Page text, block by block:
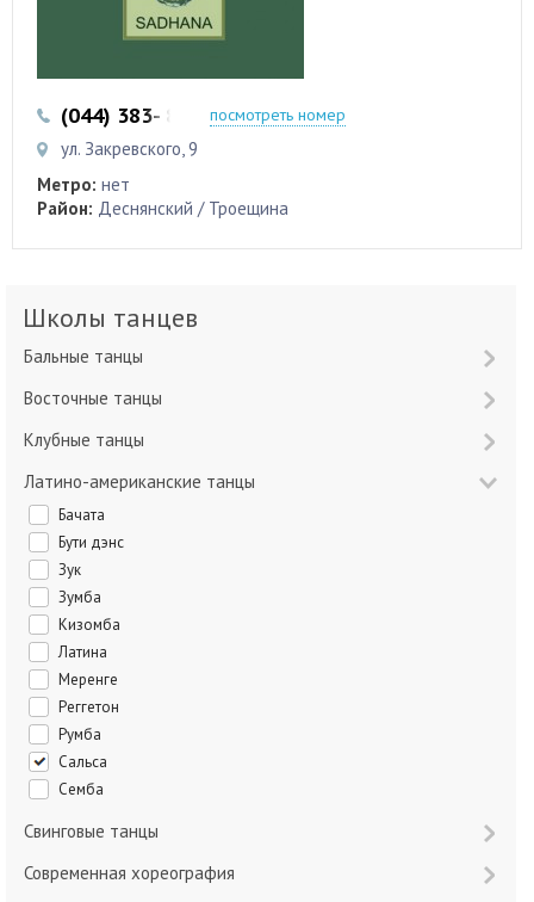
(044) 383- 84-01 (093) 700-55-95
посмотреть номер
ул. Закревского, 9
Метро: нет
Район: Деснянский / Троещина
Школы танцев
Бальные танцы
Восточные танцы
Клубные танцы
Латино-американские танцы
Бачата
Бути дэнс
Зук
Зумба
Кизомба
Латина
Меренге
Реггетон
Румба
Сальса
Семба
Свинговые танцы
Современная хореография